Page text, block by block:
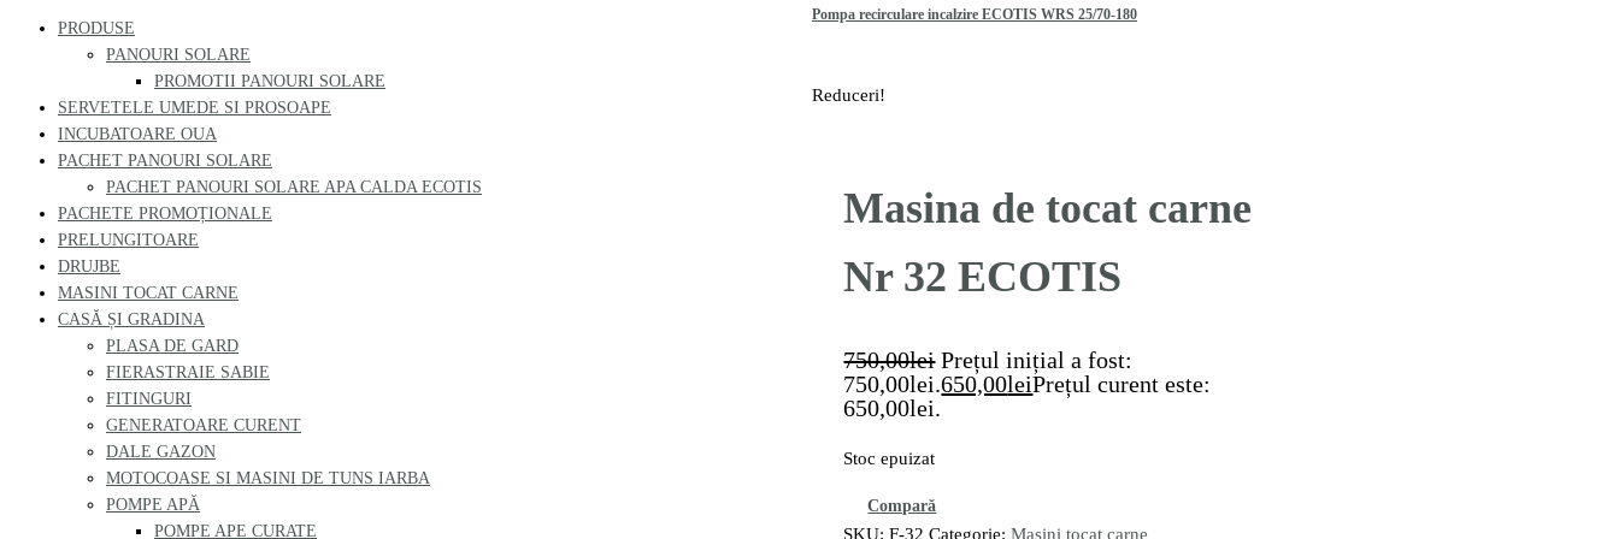
Pompa recirculare incalzire ECOTIS WRS 25/70-180
Reduceri!
Masina de tocat carne
Nr 32 ECOTIS
750,00lei Prețul inițial a fost:
750,00lei.650,00leiPrețul curent este:
650,00lei.
Stoc epuizat
Compară
SKU:F-32 Categorie:Masini tocat carne
PRODUSE
PANOURI SOLARE
PROMOTII PANOURI SOLARE
SERVETELE UMEDE SI PROSOAPE
INCUBATOARE OUA
PACHET PANOURI SOLARE
PACHET PANOURI SOLARE APA CALDA ECOTIS
PACHETE PROMOȚIONALE
PRELUNGITOARE
DRUJBE
MASINI TOCAT CARNE
CASĂ ȘI GRADINA
PLASA DE GARD
FIERASTRAIE SABIE
FITINGURI
GENERATOARE CURENT
DALE GAZON
MOTOCOASE SI MASINI DE TUNS IARBA
POMPE APĂ
POMPE APE CURATE